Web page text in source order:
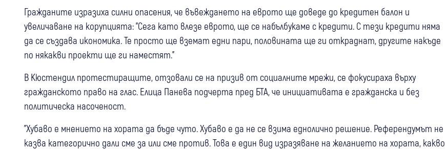
Гражданите изразиха силни опасения, че въвеждането на еврото ще доведе до кредитен балон и
увеличаване на корупцията: "Сега като влезе еврото, ще се набълбукаме с кредити. С тези кредити няма
да се създава икономика. Те просто ще вземат едни пари, половината ще ги откраднат, другите накъде
по някакви проекти ще ги наместят."
В Кюстендил протестиращите, отзовали се на призив от социалните мрежи, се фокусираха върху
гражданското право на глас. Елица Панева подчерта пред БТА, че инициативата е гражданска и без
политическа насоченост.
"Хубаво е мнението на хората да бъде чуто. Хубаво е да не се взима еднолично решение. Референдумът не
казва категорично дали сме за или сме против. Това е един вид изразяване на желанието на хората, какво